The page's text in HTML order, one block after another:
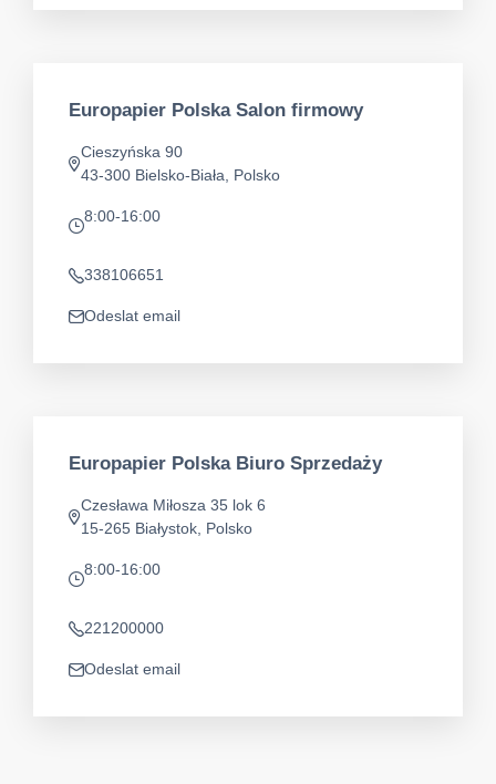
Europapier Polska Salon firmowy
Adresa
Cieszyńska 90
43-300 Bielsko-Biała, Polsko
app.opening-times
8:00-16:00
Telefon
338106651
app.mail
Odeslat email
Europapier Polska Biuro Sprzedaży
Adresa
Czesława Miłosza 35 lok 6
15-265 Białystok, Polsko
app.opening-times
8:00-16:00
Telefon
221200000
app.mail
Odeslat email